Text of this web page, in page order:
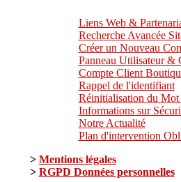
Liens Web &
Recherche Avancée
Créer un Nouveau
Panneau Utilisateur &
Compte Client
Rappel de l'identifiant
Réinitialisation du Mot
Informations sur
Notre Actualité
Plan d'intervention
> Mentions légales
> RGPD Données personnelles